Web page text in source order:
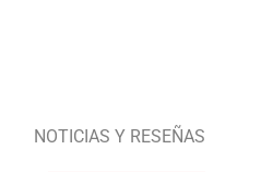
NOTICIAS Y RESEÑAS